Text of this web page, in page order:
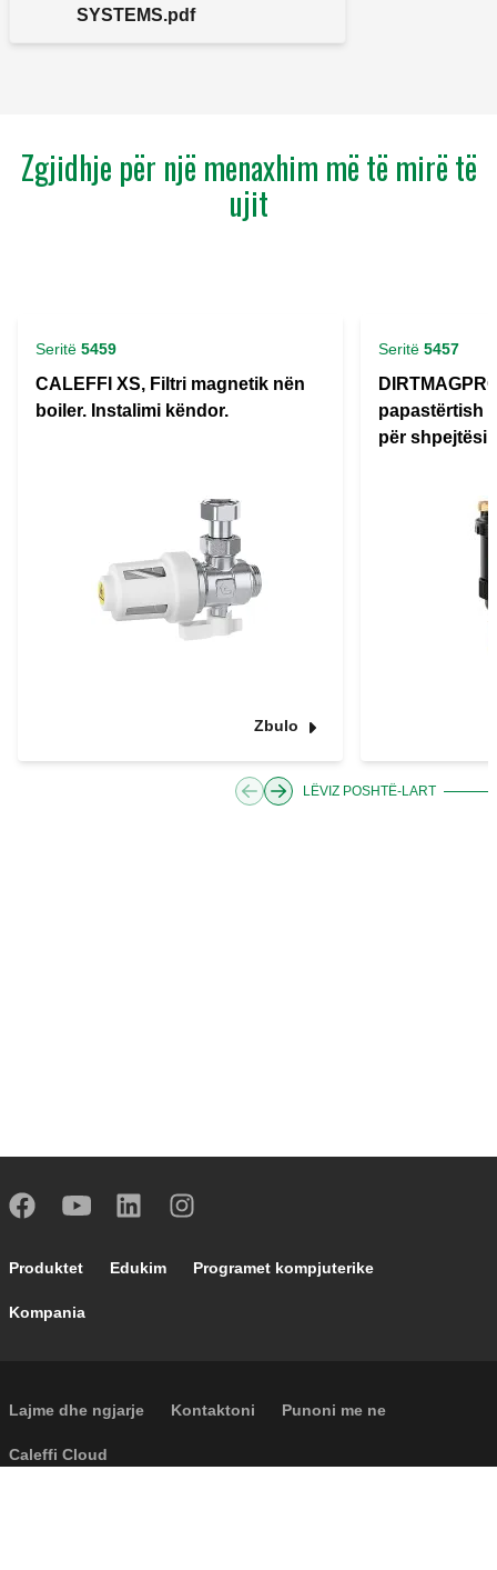
SYSTEMS.pdf
Zgjidhje për një menaxhim më të mirë të
ujit
Seritë 5459
CALEFFI XS, Filtri magnetik nën
boiler. Instalimi këndor.
Zbulo
Seritë 5457
papastërtish
për shpejtësi
LËVIZ POSHTË-LART
Footer main navigation
Produktet Edukim Programet kompjuterike
Kompania
Footer secondary navigation
Lajme dhe ngjarje Kontaktoni Punoni me ne
Caleffi Cloud